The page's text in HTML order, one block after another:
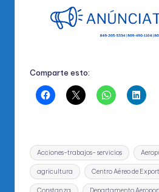
Comparte esto:
Etiquetas:
Acciones-trabajos- servicios
agricultura Centro Aéreo de
Constanza Departamento